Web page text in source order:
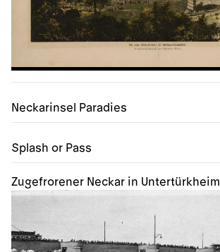
Neckarinsel Paradies
Splash or Pass
Zugefrorener Neckar in Untertürkheim